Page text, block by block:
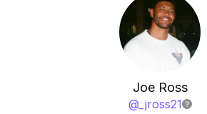
Joe Ross
@_jross21